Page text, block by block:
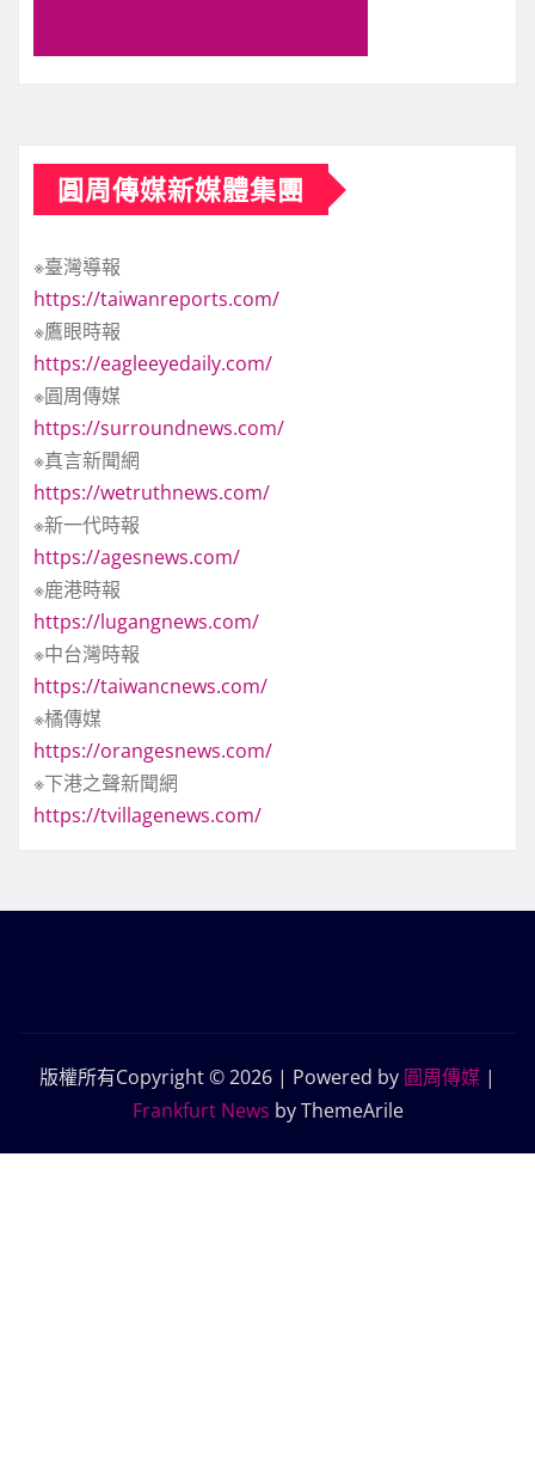
圓周傳媒新媒體集團
※臺灣導報
https://taiwanreports.com/
※鷹眼時報
https://eagleeyedaily.com/
※圓周傳媒
https://surroundnews.com/
※真言新聞網
https://wetruthnews.com/
※新一代時報
https://agesnews.com/
※鹿港時報
https://lugangnews.com/
※中台灣時報
https://taiwancnews.com/
※橘傳媒
https://orangesnews.com/
※下港之聲新聞網
https://tvillagenews.com/
版權所有Copyright © 2026 | Powered by 圓周傳媒 |
Frankfurt News by ThemeArile